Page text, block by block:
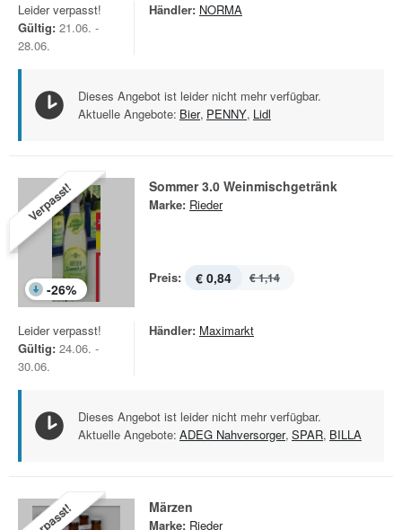
Leider verpasst!
Gültig: 21.06. -
28.06.
Händler: NORMA
Dieses Angebot ist leider nicht mehr verfügbar.
Aktuelle Angebote: Bier, PENNY, Lidl
Verpasst!
-26%
Sommer 3.0 Weinmischgetränk
Marke: Rieder
Preis: € 0,84 € 1,14
Leider verpasst!
Gültig: 24.06. -
30.06.
Händler: Maximarkt
Dieses Angebot ist leider nicht mehr verfügbar.
Aktuelle Angebote: ADEG Nahversorger, SPAR, BILLA
Märzen
Marke: Rieder